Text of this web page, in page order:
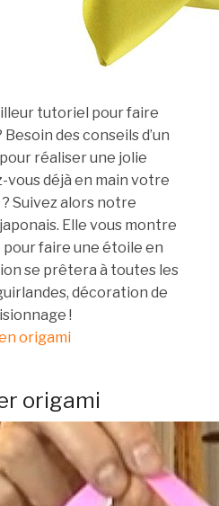
tutoriel pour faire
des conseils d’un
réaliser une jolie
vous déjà en main votre
Suivez alors notre
Elle vous montre
faire une étoile en
se prêtera à toutes les
décoration de
!
origami
origami